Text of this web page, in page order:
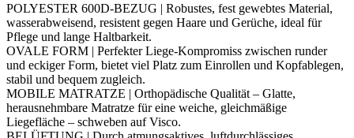
POLYESTER 600D-BEZUG | Robustes, fest gewebtes Material,
wasserabweisend, resistent gegen Haare und Gerüche, ideal für
Pflege und lange Haltbarkeit.
OVALE FORM | Perfekter Liege-Kompromiss zwischen runder
und eckiger Form, bietet viel Platz zum Einrollen und Kopfablegen,
stabil und bequem zugleich.
MOBILE MATRATZE | Orthopädische Qualität – Glatte,
herausnehmbare Matratze für eine weiche, gleichmäßige
Liegefläche – schweben auf Visco.